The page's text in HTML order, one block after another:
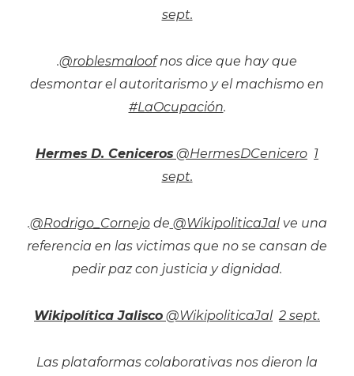
sept.
.@roblesmaloofnos dice que hay que
desmontar el autoritarismo y el machismo en
#LaOcupación.
Hermes D. Ceniceros ‏ @HermesDCenicero 1
sept.
.@Rodrigo_Cornejode @WikipoliticaJalve una
referencia en las victimas que no se cansan de
pedir paz con justicia y dignidad.
Wikipolítica Jalisco ‏ @WikipoliticaJal 2 sept.
Las plataformas colaborativas nos dieron la